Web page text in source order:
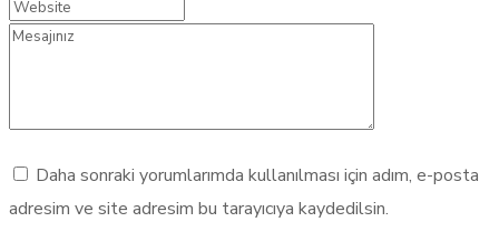
Daha sonraki yorumlarımda kullanılması için adım, e-posta
adresim ve site adresim bu tarayıcıya kaydedilsin.